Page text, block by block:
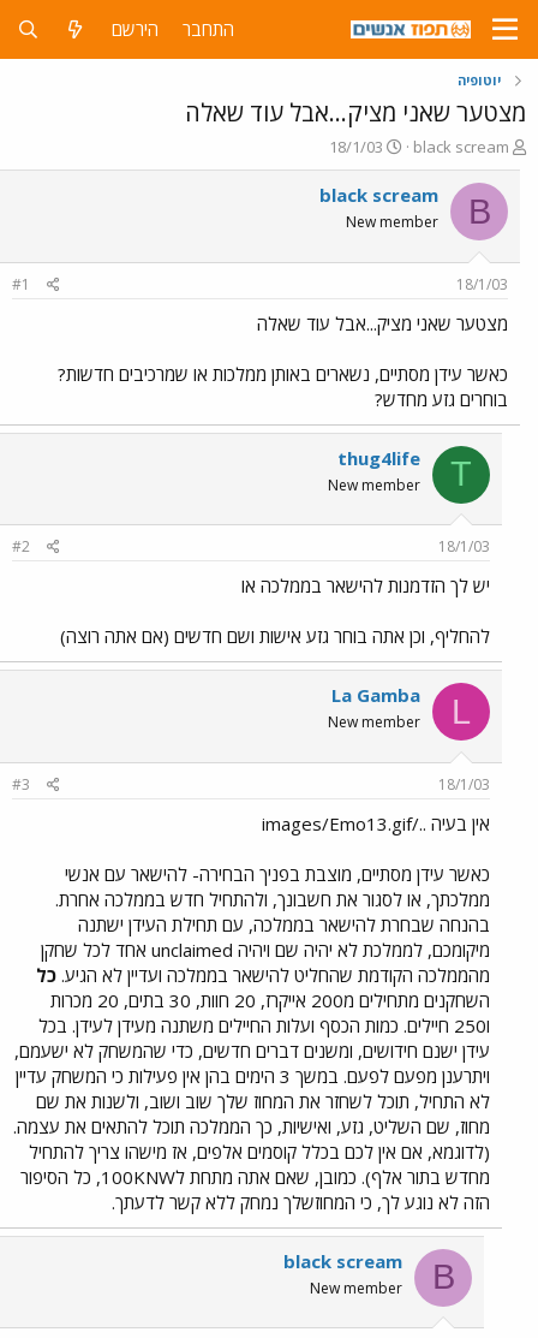
התחבר הירשם
יוטופיה
מצטער שאני מציק...אבל עוד שאלה
פ
ו
ת
ח
ה
ש
א
black scream
פ
ו
ר
ם
ר
18/1/03
B
black scream
New member
18/1/03
#1
מצטער שאני מציק...אבל עוד שאלה
כאשר עידן מסתיים, נשארים באותן ממלכות או שמרכיבים חדשות?
בוחרים גזע מחדש?
T
thug4life
New member
18/1/03
#2
יש לך הזדמנות להישאר בממלכה או
להחליף, וכן אתה בוחר גזע אישות ושם חדשים (אם אתה רוצה)
L
La Gamba
New member
18/1/03
#3
אין בעיה ../images/Emo13.gif
כאשר עידן מסתיים, מוצבת בפניך הבחירה- להישאר עם אנשי
ממלכתך, או לסגור את חשבונך, ולהתחיל חדש בממלכה אחרת.
בהנחה שבחרת להישאר בממלכה, עם תחילת העידן ישתנה
מיקומכם, לממלכת לא יהיה שם ויהיה unclaimed אחד לכל שחקן
מהממלכה הקודמת שהחליט להישאר בממלכה ועדיין לא הגיע. כל
השחקנים מתחילים מ200 אייקרז, 20 חוות, 30 בתים, 20 מכרות
ו250 חיילים. כמות הכסף ועלות החיילים משתנה מעידן לעידן. בכל
עידן ישנם חידושים, ומשנים דברים חדשים, כדי שהמשחק לא ישעמם,
ויתרענן מפעם לפעם. במשך 3 הימים בהן אין פעילות כי המשחק עדיין
לא התחיל, תוכל לשחזר את המחוז שלך שוב ושוב, ולשנות את שם
מחוז, שם השליט, גזע, ואישיות, כך הממלכה תוכל להתאים את עצמה.
(לדוגמא, אם אין לכם בכלל קוסמים אלפים, אז מישהו צריך להתחיל
מחדש בתור אלף). כמובן, שאם אתה מתחת ל100KNW, כל הסיפור
הזה לא נוגע לך, כי המחוזשלך נמחק ללא קשר לדעתך.
B
black scream
New member